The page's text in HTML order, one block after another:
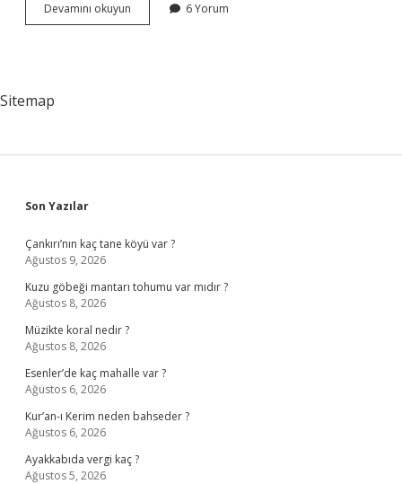
Devamını okuyun
Ne
6 Yorum
Sitemap
Sidebar
Son Yazılar
Çankırı’nın kaç tane köyü var ?
Ağustos 9, 2026
Kuzu göbeği mantarı tohumu var mıdır ?
Ağustos 8, 2026
Müzikte koral nedir ?
Ağustos 8, 2026
Esenler’de kaç mahalle var ?
Ağustos 6, 2026
Kur’an-ı Kerim neden bahseder ?
Ağustos 6, 2026
Ayakkabıda vergi kaç ?
Ağustos 5, 2026